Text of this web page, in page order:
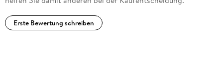
Erste Bewertung schreiben